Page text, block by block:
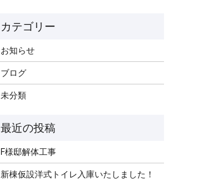
お知らせ
ブログ
未分類
F様邸解体工事
新棟仮設洋式トイレ入庫いたしました！